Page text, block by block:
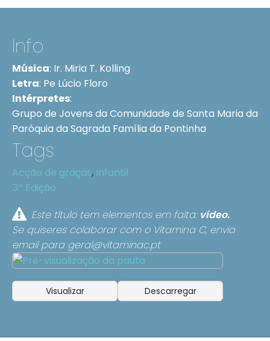
Info
Música: Ir. Miria T. Kolling
Letra: Pe Lúcio Floro
Intérpretes:
Grupo de Jovens da Comunidade de Santa Maria da
Paróquia da Sagrada Família da Pontinha
Tags
Acção de graças, Infantil
3ª Edição
Este título tem elementos em falta: vídeo.
Se quiseres colaborar com o Vitamina C, envia
email para geral@vitaminac.pt
Visualizar Descarregar